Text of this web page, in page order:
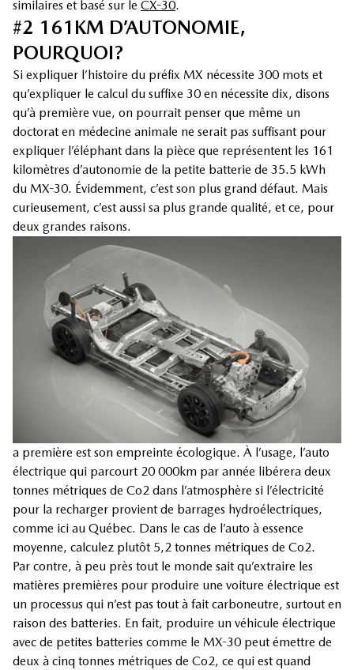
similaires et basé sur le CX-30.
#2 161KM D’AUTONOMIE,
POURQUOI?
Si expliquer l’histoire du préfix MX nécessite 300 mots et
qu’expliquer le calcul du suffixe 30 en nécessite dix, disons
qu’à première vue, on pourrait penser que même un
doctorat en médecine animale ne serait pas suffisant pour
expliquer l’éléphant dans la pièce que représentent les 161
kilomètres d’autonomie de la petite batterie de 35.5 kWh
du MX-30. Évidemment, c’est son plus grand défaut. Mais
curieusement, c’est aussi sa plus grande qualité, et ce, pour
deux grandes raisons.
a première est son empreinte écologique. À l’usage, l’auto
électrique qui parcourt 20 000km par année libérera deux
tonnes métriques de Co2 dans l’atmosphère si l’électricité
pour la recharger provient de barrages hydroélectriques,
comme ici au Québec. Dans le cas de l’auto à essence
moyenne, calculez plutôt 5,2 tonnes métriques de Co2.
Par contre, à peu près tout le monde sait qu’extraire les
matières premières pour produire une voiture électrique est
un processus qui n’est pas tout à fait carboneutre, surtout en
raison des batteries. En fait, produire un véhicule électrique
avec de petites batteries comme le MX-30 peut émettre de
deux à cinq tonnes métriques de Co2, ce qui est quand